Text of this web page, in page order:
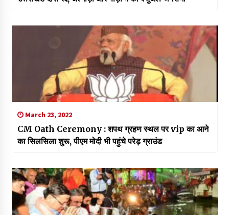
March 23, 2022
CM Oath Ceremony : शपथ ग्रहण स्थल पर vip का आने
का सिलसिला शुरू, पीएम मोदी भी पहुंचे परेड़ ग्राउंड